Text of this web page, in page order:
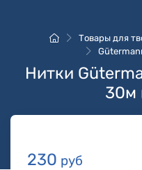
Товары для
Нитки
30м
230 руб